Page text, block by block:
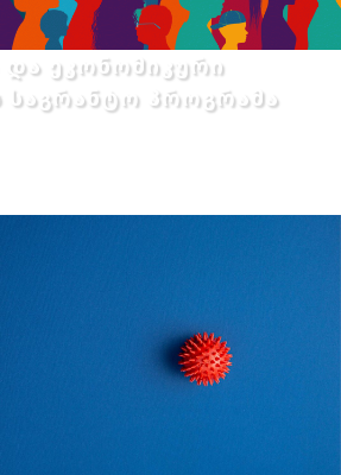
ეკონომიკური
საგრანტო პროგრამა